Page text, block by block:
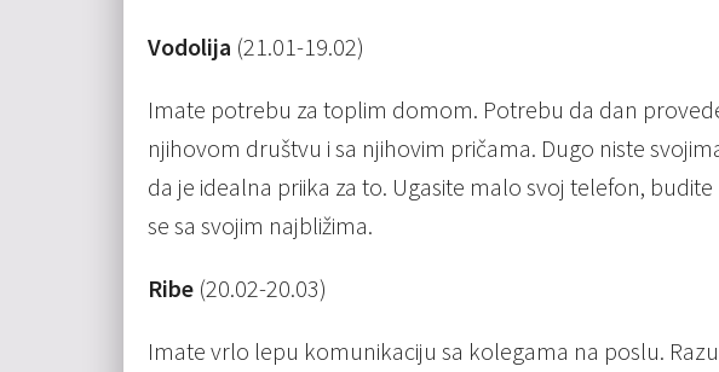
Vodolija (21.01-19.02)
Imate potrebu za toplim domom. Potrebu da dan
njihovom društvu i sa njihovim pričama. Dugo niste
da je idealna priika za to. Ugasite malo svoj telefon,
se sa svojim najbližima.
Ribe (20.02-20.03)
Imate vrlo lepu komunikaciju sa kolegama na poslu.